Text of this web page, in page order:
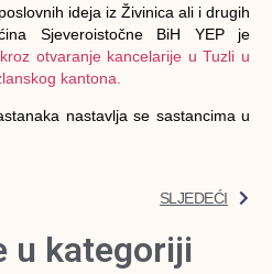
ideja iz Živinica ali i drugih
Sjeveroistočne BiH YEP je
kroz otvaranje kancelarije u Tuzli u
kantona.
nastavlja se sastancima u
SLJEDEĆI
u kategoriji